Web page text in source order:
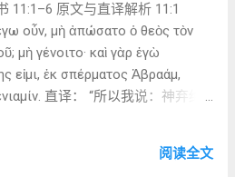
恩典所保留的余民（λείμμα，参
来自 πωρόω ，意为
、迟钝」，原用于石头（ πῶρος
灵如石、失去感应。 📘 Tucker 的
Reading Romans after
被取代，而是 被区分 。 神的计划
11:1–6 原文与直译解析 11:1
οὖν, μὴ ἀπώσατο ὁ θεὸς τὸν
μὴ γένοιτο· καὶ γὰρ ἐγὼ
εἰμι, ἐκ σπέρματος Ἀβραάμ,
直译： “所以我说：神弃绝
），属便雅悯支派。” 注释：阅读全文